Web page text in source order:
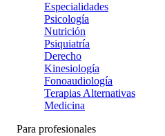
Especialidades
Psicología
Nutrición
Psiquiatría
Derecho
Kinesiología
Fonoaudiología
Terapias Alternativas
Medicina
Para profesionales